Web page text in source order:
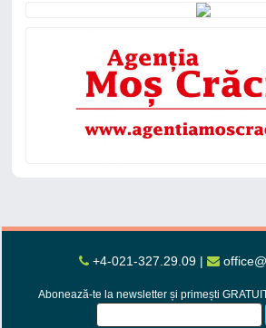
+4-021-327.29.09 |
Abonează-te la newsletter și primești